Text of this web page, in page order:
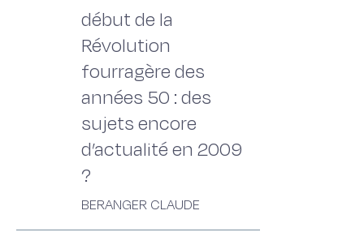
début de la
Révolution
fourragère des
années 50 : des
sujets encore
d’actualité en 2009
?
BERANGER CLAUDE